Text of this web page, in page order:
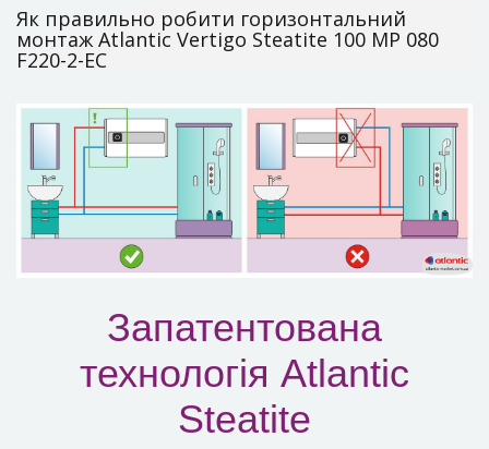
Як правильно робити горизонтальний
монтаж Atlantic Vertigo Steatite 100 MP 080
F220-2-EC
Запатентована
технологія Atlantic
Steatite